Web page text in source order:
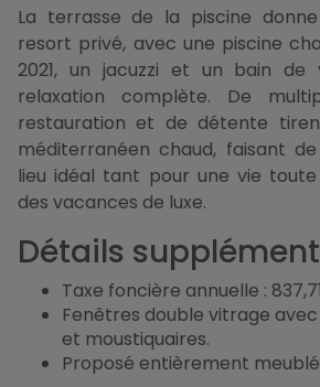
La terrasse de la piscine
resort privé, avec une piscine
2021, un jacuzzi et un bain de
relaxation complète. De
restauration et de détente
méditerranéen chaud, faisant
lieu idéal tant pour une vie
des vacances de luxe.
Détails
Taxe foncière annuelle :
Fenêtres double vitrage
et moustiquaires.
Proposé entièrement